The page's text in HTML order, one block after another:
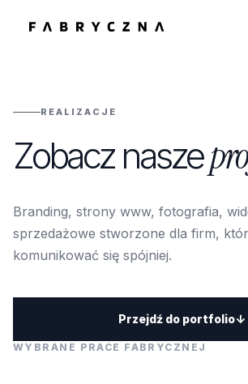
REALIZACJE
FOTOGRAFIA KULINARNA
KONTAKT
BLOG
REALIZACJE
Zobacz nasze
Branding, strony www, fotografia,
sprzedażowe stworzone dla firm,
komunikować się spójniej.
Przejdź do portfolio↓
WYBRANE PRACE FABRYCZNEJ